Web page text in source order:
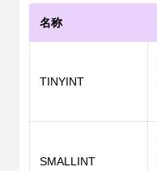
名称
TINYINT
SMALLINT